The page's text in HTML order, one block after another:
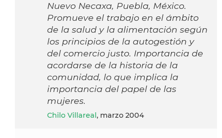
Nuevo Necaxa, Puebla, México.
Promueve el trabajo en el ámbito
de la salud y la alimentación según
los principios de la autogestión y
del comercio justo. Importancia de
acordarse de la historia de la
comunidad, lo que implica la
importancia del papel de las
mujeres.
Chilo Villareal , marzo 2004